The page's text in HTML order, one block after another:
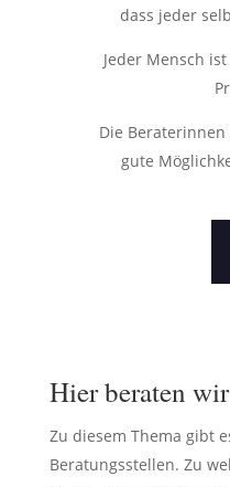
dass jeder
Jeder Mensch
Die
gute
Hier beraten wir
Zu diesem Thema gibt
Beratungsstellen. Zu